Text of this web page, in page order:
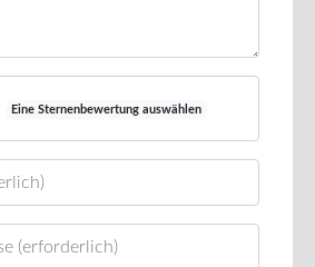
Eine Sternenbewertung auswählen